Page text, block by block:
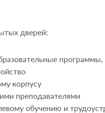
дверей:
корпусу
преподавателями
обучению и